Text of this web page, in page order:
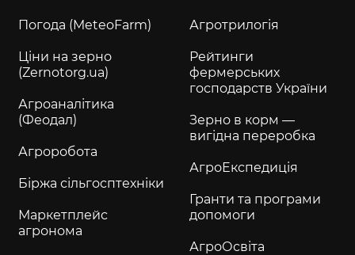
Погода (MeteoFarm)
Ціни на зерно
(Zernotorg.ua)
Агроаналітика
(Феодал)
Агроробота
Біржа сільгосптехніки
Маркетплейс
агронома
Агротрилогія
Рейтинги
фермерських
господарств України
Зерно в корм —
вигідна переробка
АгроЕкспедиція
Гранти та програми
допомоги
АгроОсвіта